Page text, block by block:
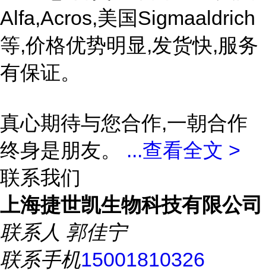
Alfa,Acros,美国Sigmaaldrich
等,价格优势明显,发货快,服务
有保证。
真心期待与您合作,一朝合作
终身是朋友。 ...查看全文 >
联系我们
上海捷世凯生物科技有限公司
联系人 郭佳宁
联系手机15001810326